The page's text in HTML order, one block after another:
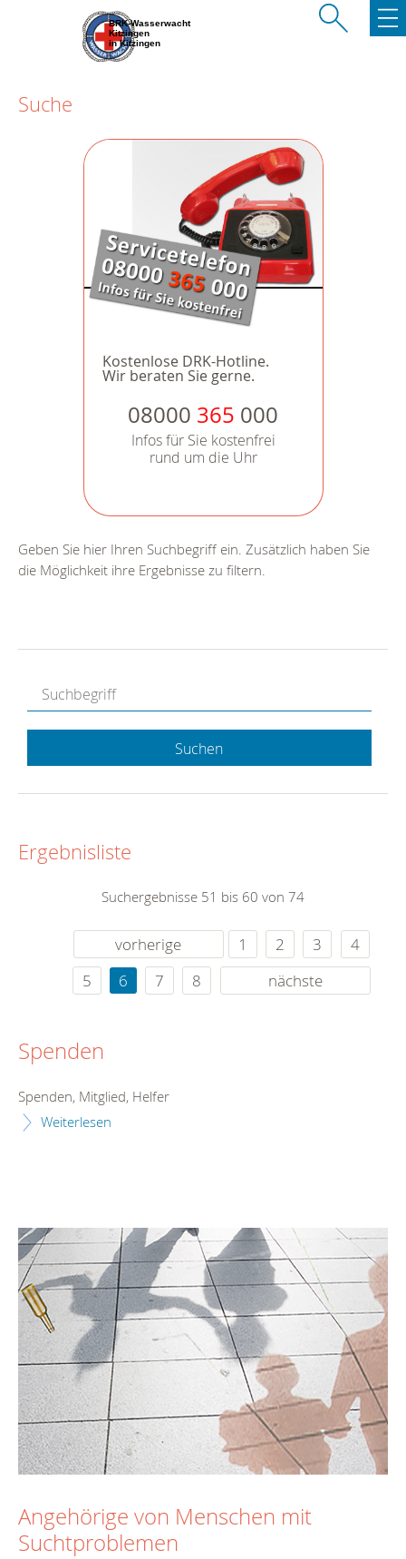
BRK-Wasserwacht
Kitzingen
in Kitzingen
Suche
Kostenlose DRK-Hotline.
Wir beraten Sie gerne.
08000 365 000
Infos für Sie kostenfrei
rund um die Uhr
Geben Sie hier Ihren Suchbegriff ein. Zusätzlich haben Sie
die Möglichkeit ihre Ergebnisse zu filtern.
Suchen
Ergebnisliste
Suchergebnisse 51 bis 60 von 74
vorherige 1 2 3
4
5
6 7 8 nächste
Spenden
Spenden, Mitglied, Helfer
Weiterlesen
Angehörige von Menschen mit
Suchtproblemen